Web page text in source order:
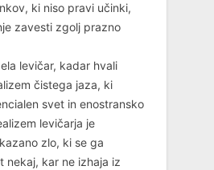
ki niso pravi učinki,
zavesti zgolj prazno
levičar, kadar hvali
čistega jaza, ki
svet in enostransko
levičarja je
zlo, ki se ga
nekaj, kar ne izhaja iz